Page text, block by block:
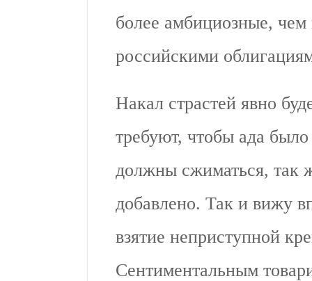
более амбициозные, чем
российскими
Накал страстей явно
требуют, чтобы ада
должны сжиматься, так
добавлено. Так и вижу
взятие неприступной
Сентиментальным